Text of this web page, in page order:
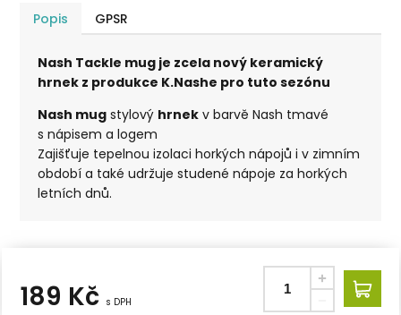
Popis GPSR
Nash Tackle mug je zcela nový keramický
hrnek z produkce K.Nashe pro tuto sezónu
Nash mug stylový hrnek v barvě Nash tmavé
s nápisem a logem
Zajišťuje tepelnou izolaci horkých nápojů i v zimním
období a také udržuje studené nápoje za horkých
letních dnů.
189 Kč s DPH